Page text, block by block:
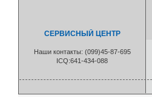
СЕРВИСНЫЙ ЦЕНТР
Наши контакты: (099)45-87-695
ICQ:641-434-088